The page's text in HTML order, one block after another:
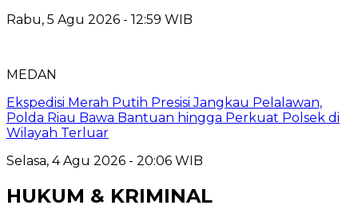
Rabu, 5 Agu 2026 - 12:59 WIB
MEDAN
Ekspedisi Merah Putih Presisi Jangkau Pelalawan,
Polda Riau Bawa Bantuan hingga Perkuat Polsek di
Wilayah Terluar
Selasa, 4 Agu 2026 - 20:06 WIB
HUKUM & KRIMINAL